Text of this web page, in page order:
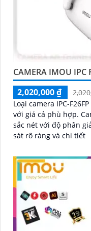
CAMERA IMOU IPC
2,020,000 ₫
Loại camera IPC-
với giá cả phù hợp. Camera này có chất lượng hình ảnh
sắc nét với độ phân
sát rõ ràng và chi tiết